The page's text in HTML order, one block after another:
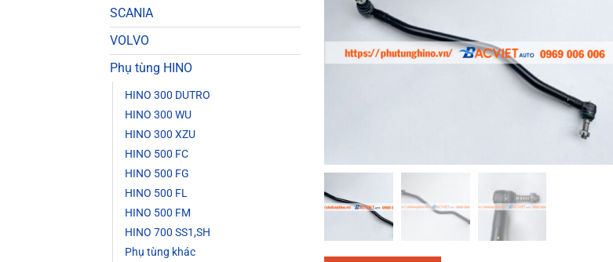
SCANIA
VOLVO
Phụ tùng HINO
HINO 300 DUTRO
HINO 300 WU
HINO 300 XZU
HINO 500 FC
HINO 500 FG
HINO 500 FL
HINO 500 FM
HINO 700 SS1,SH
Phụ tùng khác